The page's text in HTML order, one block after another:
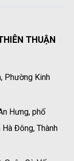
THUẬN
Phường Kinh
Hưng, phố
Hà Đông, Thành